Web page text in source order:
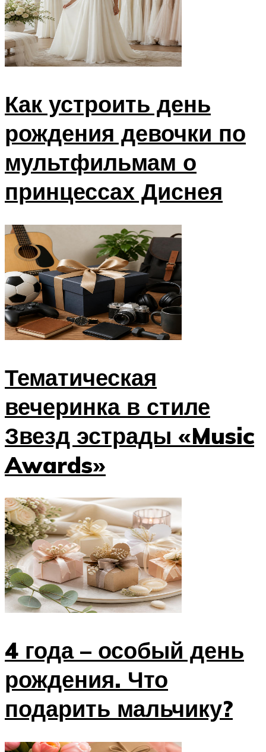
Как устроить день
рождения девочки по
мультфильмам о
принцессах Диснея
Тематическая
вечеринка в стиле
Звезд эстрады «Music
Awards»
4 года – особый день
рождения. Что
подарить мальчику?